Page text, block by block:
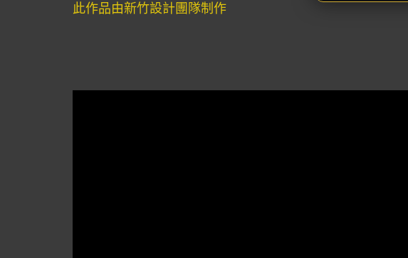
此作品由新竹設計團隊制作